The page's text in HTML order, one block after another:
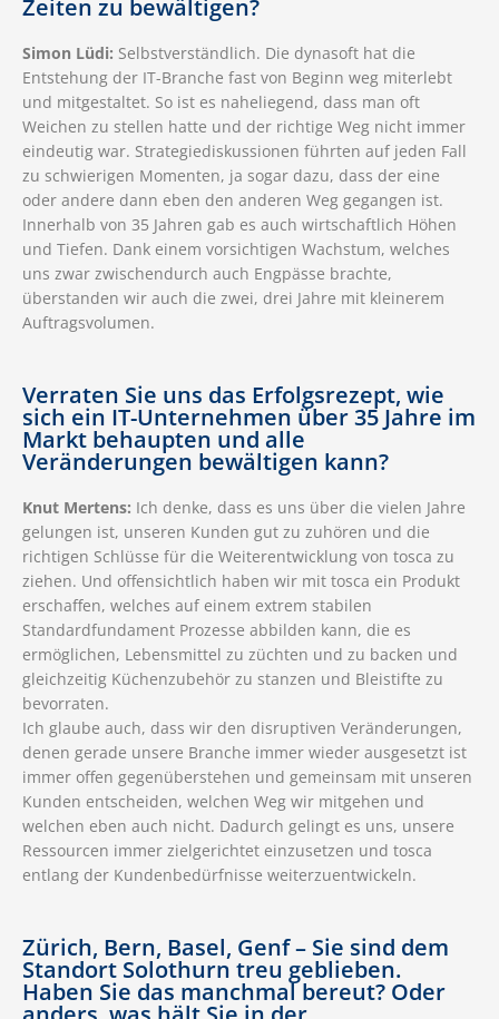
Zeiten zu bewältigen?
Simon Lüdi: Selbstverständlich. Die dynasoft hat die
Entstehung der IT-Branche fast von Beginn weg miterlebt
und mitgestaltet. So ist es naheliegend, dass man oft
Weichen zu stellen hatte und der richtige Weg nicht immer
eindeutig war. Strategiediskussionen führten auf jeden Fall
zu schwierigen Momenten, ja sogar dazu, dass der eine
oder andere dann eben den anderen Weg gegangen ist.
Innerhalb von 35 Jahren gab es auch wirtschaftlich Höhen
und Tiefen. Dank einem vorsichtigen Wachstum, welches
uns zwar zwischendurch auch Engpässe brachte,
überstanden wir auch die zwei, drei Jahre mit kleinerem
Auftragsvolumen.
Verraten Sie uns das Erfolgsrezept, wie
sich ein IT-Unternehmen über 35 Jahre im
Markt behaupten und alle
Veränderungen bewältigen kann?
Knut Mertens: Ich denke, dass es uns über die vielen Jahre
gelungen ist, unseren Kunden gut zu zuhören und die
richtigen Schlüsse für die Weiterentwicklung von tosca zu
ziehen. Und offensichtlich haben wir mit tosca ein Produkt
erschaffen, welches auf einem extrem stabilen
Standardfundament Prozesse abbilden kann, die es
ermöglichen, Lebensmittel zu züchten und zu backen und
gleichzeitig Küchenzubehör zu stanzen und Bleistifte zu
bevorraten.
Ich glaube auch, dass wir den disruptiven Veränderungen,
denen gerade unsere Branche immer wieder ausgesetzt ist
immer offen gegenüberstehen und gemeinsam mit unseren
Kunden entscheiden, welchen Weg wir mitgehen und
welchen eben auch nicht. Dadurch gelingt es uns, unsere
Ressourcen immer zielgerichtet einzusetzen und tosca
entlang der Kundenbedürfnisse weiterzuentwickeln.
Zürich, Bern, Basel, Genf – Sie sind dem
Standort Solothurn treu geblieben.
Haben Sie das manchmal bereut? Oder